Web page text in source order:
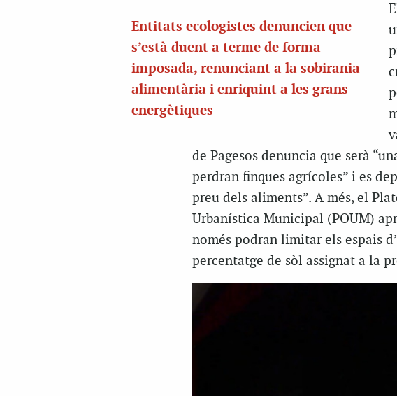
Entitats ecologistes denuncien que
s’està duent a terme de forma
imposada, renunciant a la sobirania
alimentària i enriquint a les grans
energètiques
de Pagesos denuncia que serà
perdran finques agrícoles” i es
preu dels aliments”. A més, el
Urbanística Municipal (POUM)
només podran limitar els espais
percentatge de sòl assignat a la